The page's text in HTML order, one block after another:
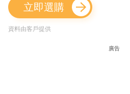
立即選購
資料由客戶提供
廣告